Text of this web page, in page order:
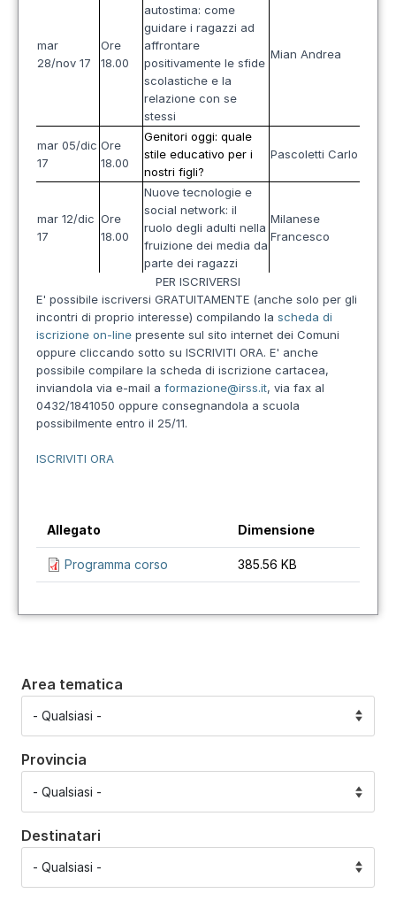
mar
28/nov 17
Ore
18.00
autostima: come
guidare i ragazzi ad
affrontare
positivamente le sfide
scolastiche e la
relazione con se
stessi
Mian Andrea
mar 05/dic
17
Ore
18.00
Genitori oggi: quale
stile educativo per i
nostri figli?
Pascoletti Carlo
mar 12/dic
17
Ore
18.00
Nuove tecnologie e
social network: il
ruolo degli adulti nella
fruizione dei media da
parte dei ragazzi
Milanese
Francesco
PER ISCRIVERSI
E' possibile iscriversi GRATUITAMENTE (anche solo per gli
incontri di proprio interesse) compilando la scheda di
iscrizione on-line presente sul sito internet dei Comuni
oppure cliccando sotto su ISCRIVITI ORA. E' anche
possibile compilare la scheda di iscrizione cartacea,
inviandola via e-mail a formazione@irss.it, via fax al
0432/1841050 oppure consegnandola a scuola
possibilmente entro il 25/11.
ISCRIVITI ORA
Allegato Dimensione
Programma corso 385.56 KB
Area tematica
Provincia
Destinatari